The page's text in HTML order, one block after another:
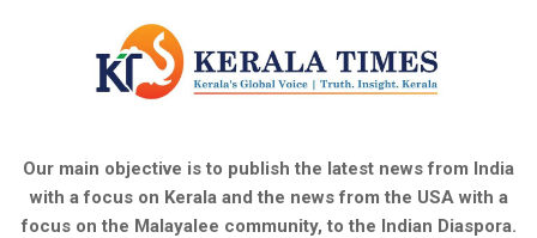
Our main objective is to publish the latest news from India
with a focus on Kerala and the news from the USA with a
focus on the Malayalee community, to the Indian Diaspora.